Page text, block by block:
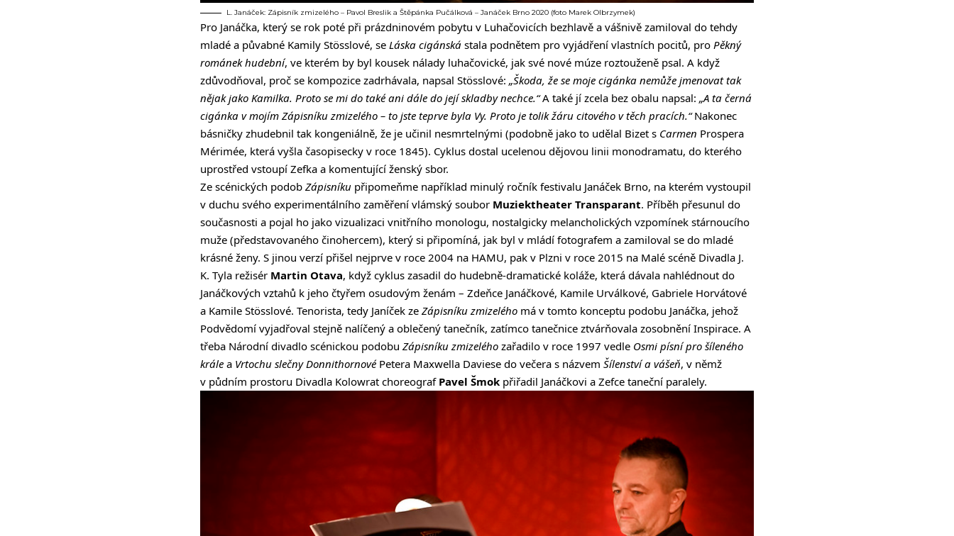
L. Janáček: Zápisník zmizelého – Pavol Breslik a Štěpánka Pučálková – Janáček Brno 2020 (foto Marek Olbrzymek)
Pro Janáčka, který se rok poté při prázdninovém pobytu v Luhačovicích bezhlavě a vášnivě zamiloval do tehdy
mladé a půvabné Kamily Stösslové, se Láska cigánská stala podnětem pro vyjádření vlastních pocitů, pro Pěkný
románek hudební, ve kterém by byl kousek nálady luhačovické, jak své nové múze roztouženě psal. A když
zdůvodňoval, proč se kompozice zadrhávala, napsal Stösslové: „Škoda, že se moje cigánka nemůže jmenovat tak
nějak jako Kamilka. Proto se mi do také ani dále do její skladby nechce.“A také jí zcela bez obalu napsal: „A ta černá
cigánka v mojím Zápisníku zmizelého – to jste teprve byla Vy. Proto je tolik žáru citového v těch pracích.“Nakonec
básničky zhudebnil tak kongeniálně, že je učinil nesmrtelnými (podobně jako to udělal Bizet s Carmen Prospera
Mérimée, která vyšla časopisecky v roce 1845). Cyklus dostal ucelenou dějovou linii monodramatu, do kterého
uprostřed vstoupí Zefka a komentující ženský sbor.
Ze scénických podob Zápisníku připomeňme například minulý ročník festivalu Janáček Brno, na kterém vystoupil
v duchu svého experimentálního zaměření vlámský soubor Muziektheater Transparant. Příběh přesunul do
současnosti a pojal ho jako vizualizaci vnitřního monologu, nostalgicky melancholických vzpomínek stárnoucího
muže (představovaného činohercem), který si připomíná, jak byl v mládí fotografem a zamiloval se do mladé
krásné ženy. S jinou verzí přišel nejprve v roce 2004 na HAMU, pak v Plzni v roce 2015 na Malé scéně Divadla J.
K. Tyla režisér Martin Otava, když cyklus zasadil do hudebně-dramatické koláže, která dávala nahlédnout do
Janáčkových vztahů k jeho čtyřem osudovým ženám – Zdeňce Janáčkové, Kamile Urválkové, Gabriele Horvátové
a Kamile Stösslové. Tenorista, tedy Janíček ze Zápisníku zmizelého má v tomto konceptu podobu Janáčka, jehož
Podvědomí vyjadřoval stejně nalíčený a oblečený tanečník, zatímco tanečnice ztvárňovala zosobnění Inspirace. A
třeba Národní divadlo scénickou podobu Zápisníku zmizelého zařadilo v roce 1997 vedle Osmi písní pro šíleného
krále a Vrtochu slečny DonnithornovéPetera Maxwella Daviese do večera s názvem Šílenství a vášeň, v němž
v půdním prostoru Divadla Kolowrat choreograf Pavel Šmok přiřadil Janáčkovi a Zefce taneční paralely.